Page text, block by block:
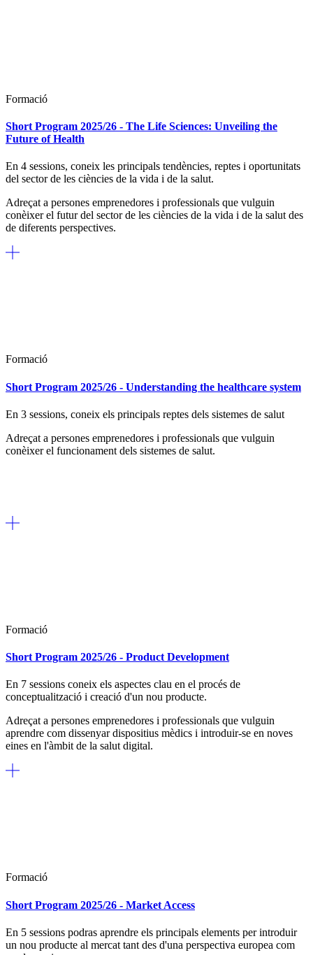
Formació
Short Program 2025/26 - The Life Sciences: Unveiling the
Future of Health
En 4 sessions, coneix les principals tendències, reptes i oportunitats
del sector de les ciències de la vida i de la salut.
Adreçat a persones emprenedores i professionals que vulguin
conèixer el futur del sector de les ciències de la vida i de la salut des
de diferents perspectives.
Formació
Short Program 2025/26 - Understanding the healthcare system
En 3 sessions, coneix els principals reptes dels sistemes de salut
Adreçat a persones emprenedores i professionals que vulguin
conèixer el funcionament dels sistemes de salut.
Formació
Short Program 2025/26 - Product Development
En 7 sessions coneix els aspectes clau en el procés de
conceptualització i creació d'un nou producte.
Adreçat a persones emprenedores i professionals que vulguin
aprendre com dissenyar dispositius mèdics i introduir-se en noves
eines en l'àmbit de la salut digital.
Formació
Short Program 2025/26 - Market Access
En 5 sessions podras aprendre els principals elements per introduir
un nou producte al mercat tant des d'una perspectiva europea com